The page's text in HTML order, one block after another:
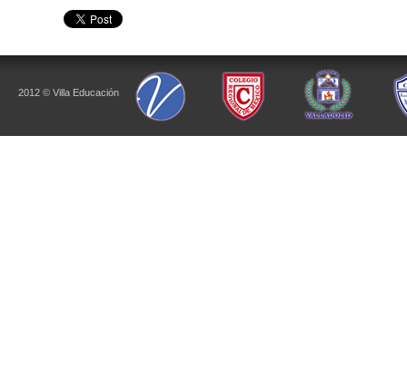
2012 © Villa Educación